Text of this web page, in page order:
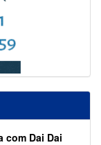
com Dai Dai